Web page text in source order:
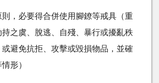
，必要得合併使用腳鐐等戒具（重
之虞、脫逃、自殘、暴行或擾亂秩
或避免抗拒、攻擊或毀損物品，並確
形）